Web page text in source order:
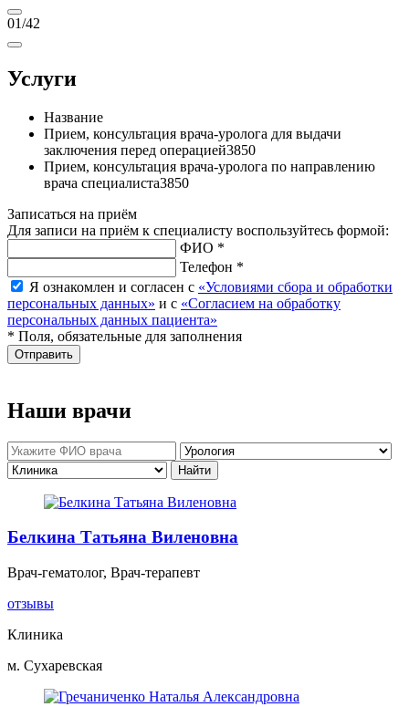
01/42
Услуги
Название
Прием, консультация врача-уролога для выдачи
заключения перед операцией3850
Прием, консультация врача-уролога по направлению
врача специалиста3850
Записаться на приём
Для записи на приём к специалисту воспользуйтесь формой:
ФИО *
Телефон *
Я ознакомлен и согласен с «Условиями сбора и обработки
персональных данных» и с «Согласием на обработку
персональных данных пациента»
* Поля, обязательные для заполнения
Отправить
Наши врачи
Белкина Татьяна Виленовна
Врач-гематолог, Врач-терапевт
отзывы
Клиника
м. Сухаревская